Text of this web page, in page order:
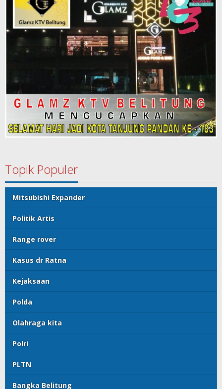
Topik Populer
Mitsubishi Expander
Politik Artis
Range rover
Kasus dr Ratna
Kejaksaan
Polda
Olahraga kita
Polri
PLTN
Bangka Belitung